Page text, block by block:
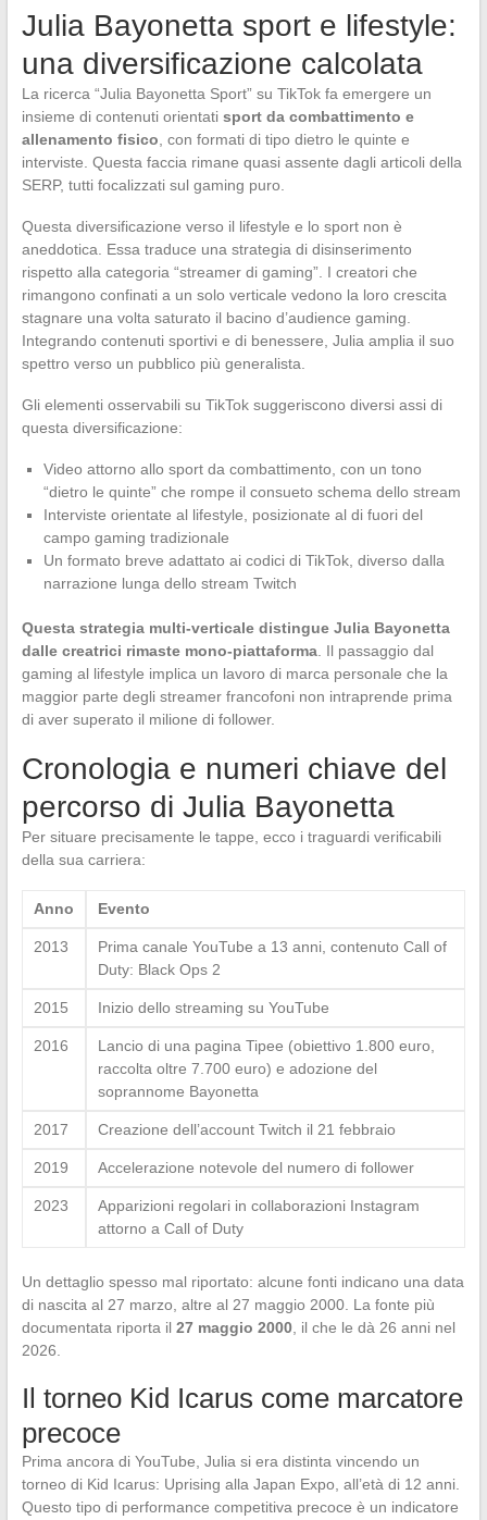
Julia Bayonetta sport e lifestyle:
una diversificazione calcolata
La ricerca “Julia Bayonetta Sport” su TikTok fa emergere un
insieme di contenuti orientati sport da combattimento e
allenamento fisico, con formati di tipo dietro le quinte e
interviste. Questa faccia rimane quasi assente dagli articoli della
SERP, tutti focalizzati sul gaming puro.
Questa diversificazione verso il lifestyle e lo sport non è
aneddotica. Essa traduce una strategia di disinserimento
rispetto alla categoria “streamer di gaming”. I creatori che
rimangono confinati a un solo verticale vedono la loro crescita
stagnare una volta saturato il bacino d’audience gaming.
Integrando contenuti sportivi e di benessere, Julia amplia il suo
spettro verso un pubblico più generalista.
Gli elementi osservabili su TikTok suggeriscono diversi assi di
questa diversificazione:
Video attorno allo sport da combattimento, con un tono
“dietro le quinte” che rompe il consueto schema dello stream
Interviste orientate al lifestyle, posizionate al di fuori del
campo gaming tradizionale
Un formato breve adattato ai codici di TikTok, diverso dalla
narrazione lunga dello stream Twitch
Questa strategia multi-verticale distingue Julia Bayonetta
dalle creatrici rimaste mono-piattaforma. Il passaggio dal
gaming al lifestyle implica un lavoro di marca personale che la
maggior parte degli streamer francofoni non intraprende prima
di aver superato il milione di follower.
Cronologia e numeri chiave del
percorso di Julia Bayonetta
Per situare precisamente le tappe, ecco i traguardi verificabili
della sua carriera:
Anno Evento
2013
Prima canale YouTube a 13 anni, contenuto Call of
Duty: Black Ops 2
2015 Inizio dello streaming su YouTube
2016
Lancio di una pagina Tipee (obiettivo 1.800 euro,
raccolta oltre 7.700 euro) e adozione del
soprannome Bayonetta
2017 Creazione dell’account Twitch il 21 febbraio
2019 Accelerazione notevole del numero di follower
2023
Apparizioni regolari in collaborazioni Instagram
attorno a Call of Duty
Un dettaglio spesso mal riportato: alcune fonti indicano una data
di nascita al 27 marzo, altre al 27 maggio 2000. La fonte più
documentata riporta il 27 maggio 2000, il che le dà 26 anni nel
2026.
Il torneo Kid Icarus come marcatore
precoce
Prima ancora di YouTube, Julia si era distinta vincendo un
torneo di Kid Icarus: Uprising alla Japan Expo, all’età di 12 anni.
Questo tipo di performance competitiva precoce è un indicatore